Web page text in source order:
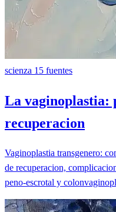
scienza 15 fuentes
La vaginoplastia:
recuperacion
Vaginoplastia transgenero:
de recuperacion,
peno-escrotal y